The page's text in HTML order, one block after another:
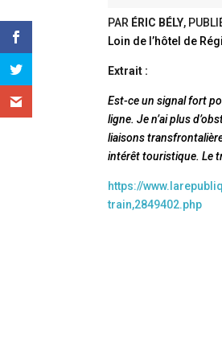
PAR ÉRIC BÉLY,
Loin de l’hôtel de
Extrait :
Est-ce un signal fort
ligne. Je n’ai plus
liaisons
intérêt touristique. Le
https://
train,2849402.php